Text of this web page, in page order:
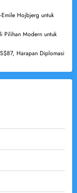
Hojbjerg untuk
Pilihan Modern untuk
Harapan Diplomasi